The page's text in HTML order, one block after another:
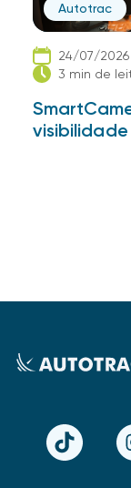
Autotrac
24/07/
3 min de
TikTok